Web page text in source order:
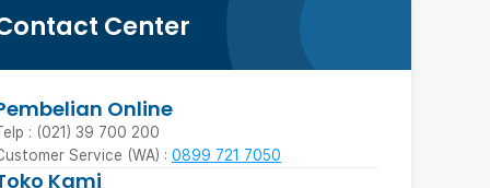
Center
Online
: (021) 39 700 200
Service (WA) : 0899 721 7050
Kami